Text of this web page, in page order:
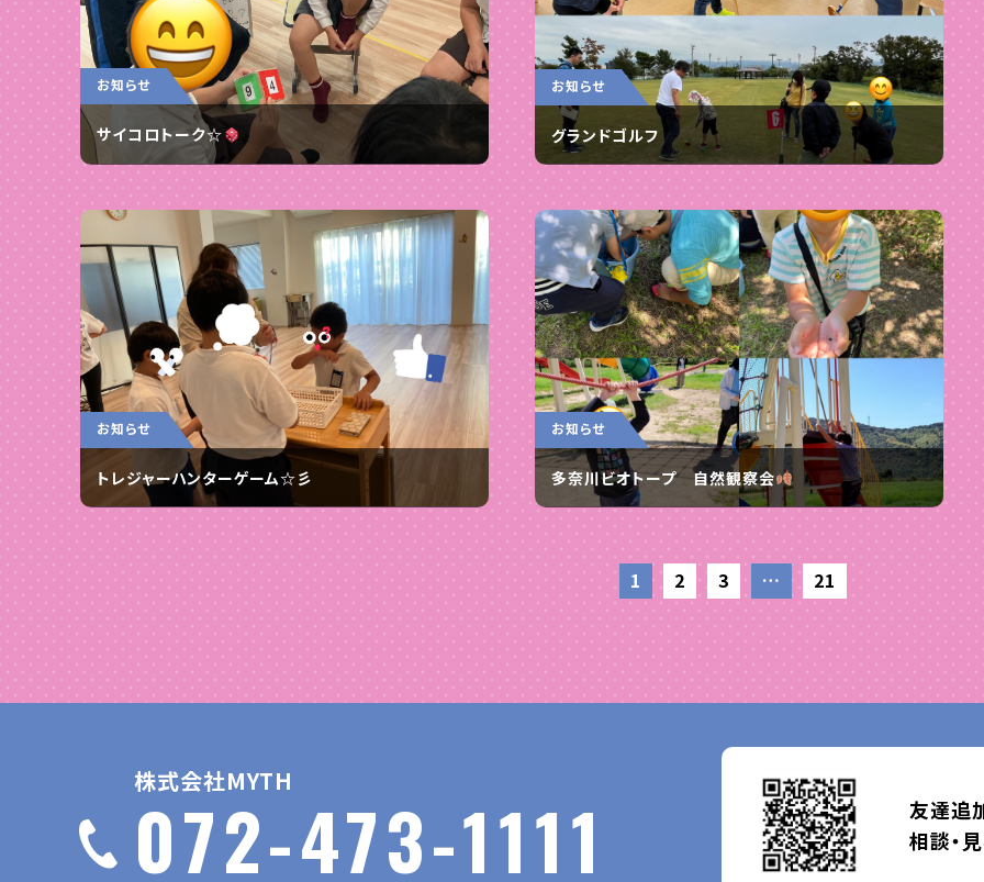
お知らせ
サイコロトーク☆
お知らせ
グランドゴルフ
お知らせ
トレジャーハンターゲーム☆彡
お知らせ
多奈川ビオトープ 自然観察会
1 2 3 … 21
株式会社MYTH
072-473-1111
友達追
相談・